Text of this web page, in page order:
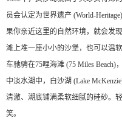
员会认定为世界遗产 (World-
果你亲近这里的自然环境，就会发
滩上堆一座小小的沙堡，也可以温
车驰骋在75哩海滩 (75 Miles
中淡水湖中，白沙湖 (Lake
清澈、湖底铺满柔软细腻的硅砂。
笑。